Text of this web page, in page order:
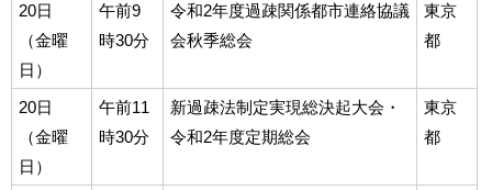
20日
（金曜
日）
午前9
時30分
令和2年度過疎関係都市連絡協議
会秋季総会
東京
都
20日
（金曜
日）
午前11
時30分
新過疎法制定実現総決起大会・
令和2年度定期総会
東京
都